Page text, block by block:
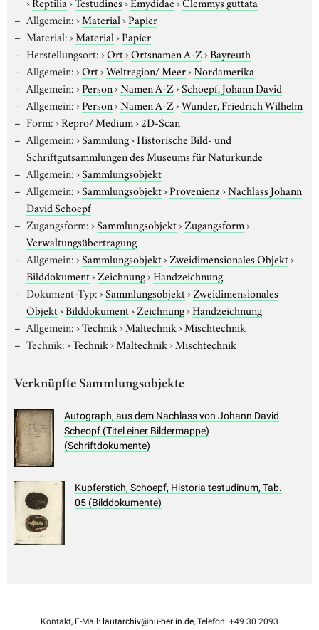
Allgemein:›Material›Papier
Material:›Material›Papier
Herstellungsort:›Ort›Ortsnamen A-Z›Bayreuth
Allgemein:›Ort›Weltregion/ Meer›Nordamerika
Allgemein:›Person›Namen A-Z›Schoepf, Johann David
Allgemein:›Person›Namen A-Z›Wunder, Friedrich Wilhelm
Form:›Repro/ Medium›2D-Scan
Allgemein:›Sammlung›Historische Bild- und
Schriftgutsammlungen des Museums für Naturkunde
Allgemein:›Sammlungsobjekt
Allgemein:›Sammlungsobjekt›Provenienz›Nachlass Johann
David Schoepf
Zugangsform:›Sammlungsobjekt›Zugangsform›
Verwaltungsübertragung
Allgemein:›Sammlungsobjekt›Zweidimensionales Objekt›
Bilddokument›Zeichnung›Handzeichnung
Dokument-Typ:›Sammlungsobjekt›Zweidimensionales
Objekt›Bilddokument›Zeichnung›Handzeichnung
Allgemein:›Technik›Maltechnik›Mischtechnik
Technik:›Technik›Maltechnik›Mischtechnik
Verknüpfte Sammlungsobjekte
Autograph, aus dem Nachlass von Johann David
Scheopf (Titel einer Bildermappe)
(Schriftdokumente)
Kupferstich, Schoepf, Historia testudinum, Tab.
05 (Bilddokumente)
Kontakt, E-Mail: lautarchiv@hu-berlin.de, Telefon: +49 30 2093